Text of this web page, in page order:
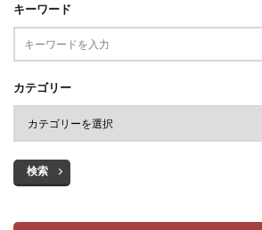
キーワード
カテゴリー
検索